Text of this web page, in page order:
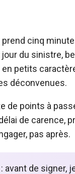
cinq
du sinistre,
petits
déconvenues.
de points à
de carence,
pas après.
: avant de signer,